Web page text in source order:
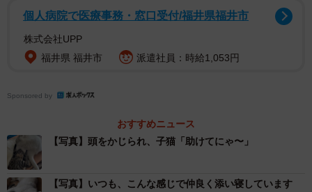
個人病院で医療事務・窓口受付/福井県福井市
株式会社UPP
福井県 福井市
派遣社員：時給1,053円
Sponsored by
おすすめニュース
【写真】頭をかじられ、子猫「助けてにゃ〜」
【写真】いつも、こんな感じで仲良く添い寝しています